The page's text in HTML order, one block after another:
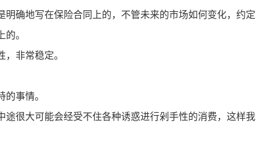
明确地写在保险合同上的，不管未来的市场如何变化，约定
。
非常稳定。
事情。
途很大可能会经受不住各种诱惑进行剁手性的消费，这样我